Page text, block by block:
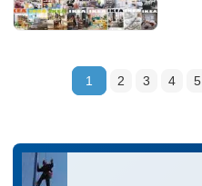
1 2 3 4 5